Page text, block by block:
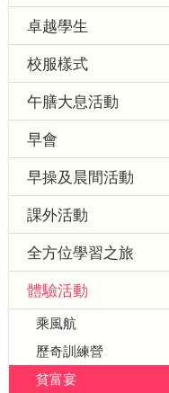
卓越學生
校服樣式
午膳大息活動
早會
早操及晨間活動
課外活動
全方位學習之旅
體驗活動
乘風航
歷奇訓練營
貧富宴